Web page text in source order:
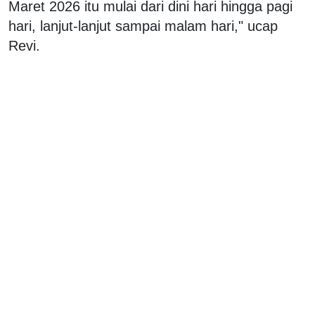
Maret 2026 itu mulai dari dini hari hingga pagi
hari, lanjut-lanjut sampai malam hari," ucap
Revi.